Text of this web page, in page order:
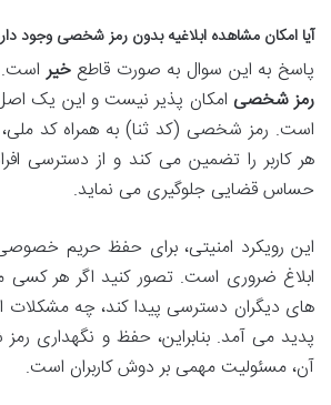
آیا امکان مشاهده ابلاغیه بدون رمز شخصی وجود
پاسخ به این سوال به صورت قاطعخیراست.
رمز شخصی امکان پذیر نیست و این یک اصل
است. رمز شخصی (کد ثنا) به همراه کد
هر کاربر را تضمین می کند و از دسترسی
حساس قضایی جلوگیری می نماید.
این رویکرد امنیتی، برای حفظ حریم
ابلاغ ضروری است. تصور کنید اگر هر کسی
های دیگران دسترسی پیدا کند، چه مشکلات
پدید می آمد. بنابراین، حفظ و نگهداری
آن، مسئولیت مهمی بر دوش کاربران است.